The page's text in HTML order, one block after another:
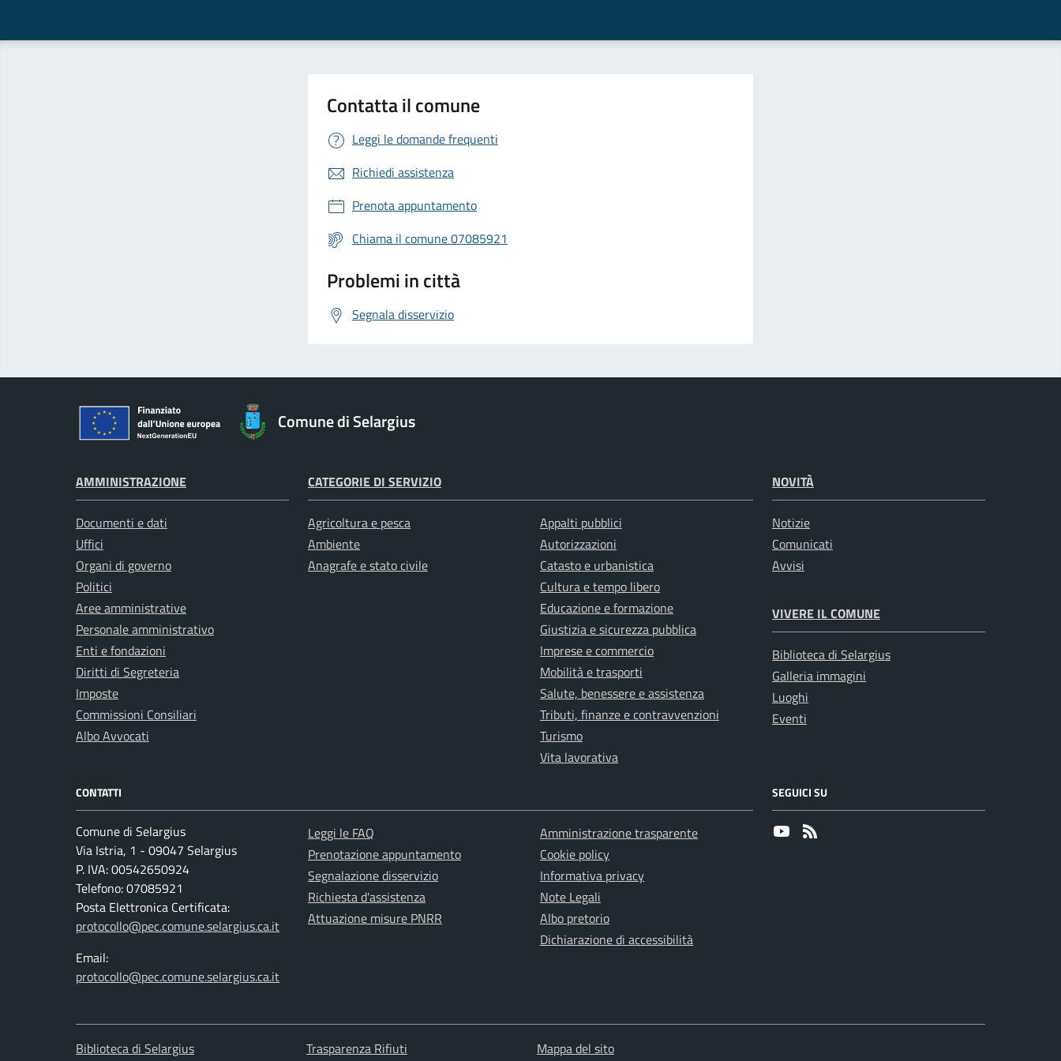
Contatta il comune
Leggi le domande frequenti
Richiedi assistenza
Prenota appuntamento
Chiama il comune 07085921
Problemi in città
Segnala disservizio
Comune di Selargius
AMMINISTRAZIONE
Documenti e dati
Uffici
Organi di governo
Politici
Aree amministrative
Personale amministrativo
Enti e fondazioni
Diritti di Segreteria
Imposte
Commissioni Consiliari
Albo Avvocati
CATEGORIE DI SERVIZIO
Agricoltura e pesca
Ambiente
Anagrafe e stato civile
Appalti pubblici
Autorizzazioni
Catasto e urbanistica
Cultura e tempo libero
Educazione e formazione
Giustizia e sicurezza pubblica
Imprese e commercio
Mobilità e trasporti
Salute, benessere e assistenza
Tributi, finanze e contravvenzioni
Turismo
Vita lavorativa
NOVITÀ
Notizie
Comunicati
Avvisi
VIVERE IL COMUNE
Biblioteca di Selargius
Galleria immagini
Luoghi
Eventi
CONTATTI
Comune di Selargius
Via Istria, 1 - 09047 Selargius
P. IVA: 00542650924
Telefono: 07085921
Posta Elettronica Certificata:
protocollo@pec.comune.selargius.ca.it
Email:
protocollo@pec.comune.selargius.ca.it
Leggi le FAQ
Prenotazione appuntamento
Segnalazione disservizio
Richiesta d'assistenza
Attuazione misure PNRR
Amministrazione trasparente
Cookie policy
Informativa privacy
Note Legali
Albo pretorio
Dichiarazione di accessibilità
SEGUICI SU
Youtube
Biblioteca di Selargius Trasparenza Rifiuti Mappa del sito